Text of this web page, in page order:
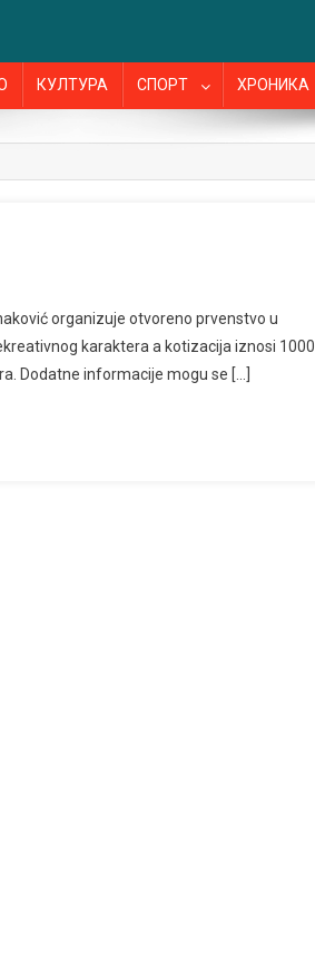
КУЛТУРА СПОРТ ХРОНИКА
organizuje otvoreno prvenstvo u
karaktera a kotizacija iznosi 1000
Dodatne informacije mogu se […]